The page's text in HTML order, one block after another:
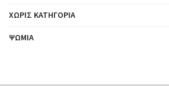
ΧΩΡΊΣ ΚΑΤΗΓΟΡΊΑ
ΨΩΜΙΆ